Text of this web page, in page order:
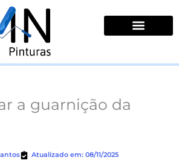
a guarnição da
Atualizado em: 08/11/2025